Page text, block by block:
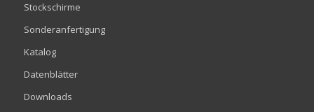
Stockschirme
Sonderanfertigung
Katalog
Datenblätter
Downloads